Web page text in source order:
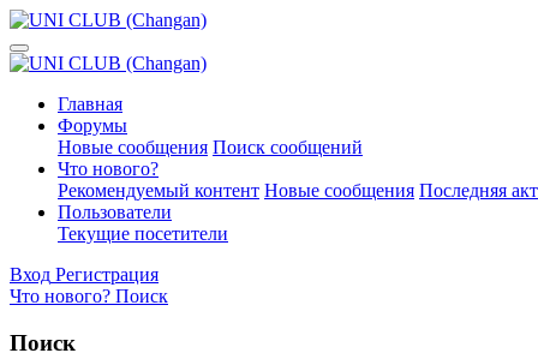
Главная
Форумы
Новые сообщения Поиск сообщений
Что нового?
Рекомендуемый контент Новые сообщения Последняя
Пользователи
Текущие посетители
Вход Регистрация
Что нового? Поиск
Поиск